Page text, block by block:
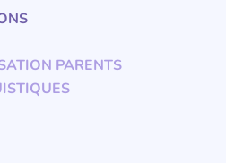
PARENTS